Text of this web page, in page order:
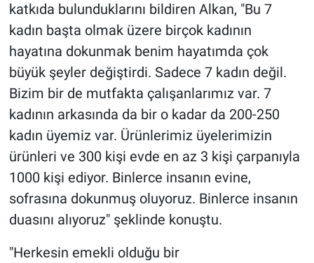
katkıda bulunduklarını bildiren Alkan, "Bu 7
kadın başta olmak üzere birçok kadının
hayatına dokunmak benim hayatımda çok
büyük şeyler değiştirdi. Sadece 7 kadın değil.
Bizim bir de mutfakta çalışanlarımız var. 7
kadının arkasında da bir o kadar da 200-250
kadın üyemiz var. Ürünlerimiz üyelerimizin
ürünleri ve 300 kişi evde en az 3 kişi çarpanıyla
1000 kişi ediyor. Binlerce insanın evine,
sofrasına dokunmuş oluyoruz. Binlerce insanın
duasını alıyoruz" şeklinde konuştu.
"Herkesin emekli olduğu bir